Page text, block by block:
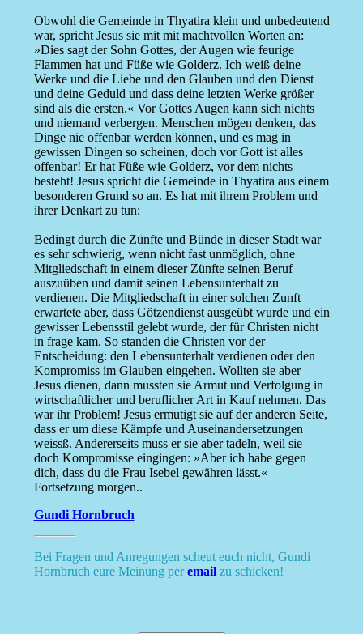
Obwohl die Gemeinde in Thyatira klein und unbedeutend
war, spricht Jesus sie mit mit machtvollen Worten an:
»Dies sagt der Sohn Gottes, der Augen wie feurige
Flammen hat und Füße wie Golderz. Ich weiß deine
Werke und die Liebe und den Glauben und den Dienst
und deine Geduld und dass deine letzten Werke größer
sind als die ersten.« Vor Gottes Augen kann sich nichts
und niemand verbergen. Menschen mögen denken, das
Dinge nie offenbar werden können, und es mag in
gewissen Dingen so scheinen, doch vor Gott ist alles
offenbar! Er hat Füße wie Golderz, vor dem nichts
besteht! Jesus spricht die Gemeinde in Thyatira aus einem
besonderen Grund so an. Es hat mit ihrem Problem und
ihrer Denkart zu tun:
Bedingt durch die Zünfte und Bünde in dieser Stadt war
es sehr schwierig, wenn nicht fast unmöglich, ohne
Mitgliedschaft in einem dieser Zünfte seinen Beruf
auszuüben und damit seinen Lebensunterhalt zu
verdienen. Die Mitgliedschaft in einer solchen Zunft
erwartete aber, dass Götzendienst ausgeübt wurde und ein
gewisser Lebensstil gelebt wurde, der für Christen nicht
in frage kam. So standen die Christen vor der
Entscheidung: den Lebensunterhalt verdienen oder den
Kompromiss im Glauben eingehen. Wollten sie aber
Jesus dienen, dann mussten sie Armut und Verfolgung in
wirtschaftlicher und beruflicher Art in Kauf nehmen. Das
war ihr Problem! Jesus ermutigt sie auf der anderen Seite,
dass er um diese Kämpfe und Auseinandersetzungen
weissß. Andererseits muss er sie aber tadeln, weil sie
doch Kompromisse eingingen: »Aber ich habe gegen
dich, dass du die Frau Isebel gewähren lässt.«
Fortsetzung morgen..
Gundi Hornbruch
Bei Fragen und Anregungen scheut euch nicht, Gundi
Hornbruch eure Meinung peremailzu schicken!